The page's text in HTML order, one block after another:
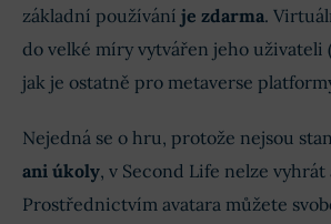
základní používání je zdarma.
do velké míry vytvářen jeho uživateli
jak je ostatně pro metaverse
Nejedná se o hru, protože nejsou
ani úkoly, v Second Life nelze
Prostřednictvím avatara můžete